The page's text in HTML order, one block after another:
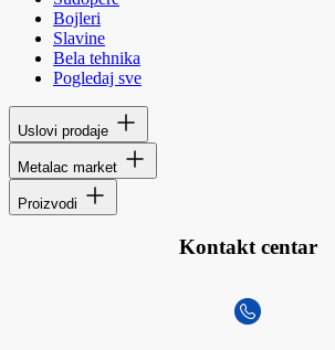
Bojleri
Slavine
Bela tehnika
Pogledaj sve
Uslovi prodaje
Metalac market
Proizvodi
Kontakt centar